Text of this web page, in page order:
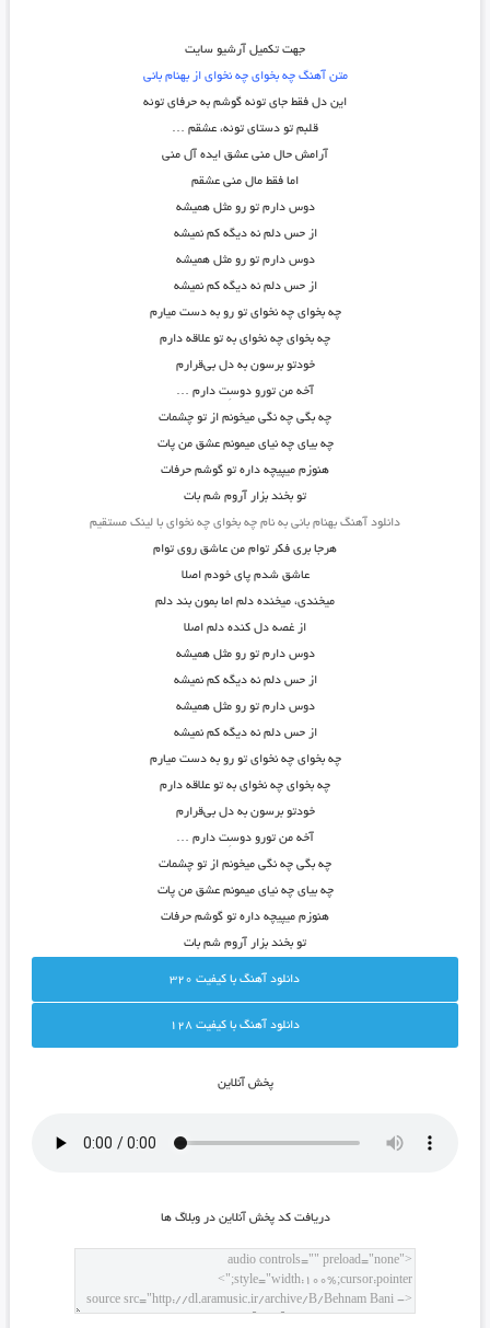
جهت تکمیل آرشیو سایت
متن آهنگ چه بخوای چه نخوای از بهنام بانی
این دل فقط جای توئه گوشم به حرفای توئه
قلبم تو دستای توئه، عشقم …
آرامش حال منی عشق ایده آل منی
اما فقط مال منی عشقم
دوس دارم تو رو مثل همیشه
از حس دلم نه دیگه کم نمیشه
دوس دارم تو رو مثل همیشه
از حس دلم نه دیگه کم نمیشه
چه بخوای چه نخوای تو رو به دست میارم
چه بخوای چه نخوای به تو علاقه دارم
خودتو برسون به دل بی‌قرارم
آخه من تورو دوسِت دارم …
چه بگی چه نگی میخونم از تو چشمات
چه بیای چه نیای میمونم عشق من پات
هنوزم میپیچه داره تو گوشم حرفات
تو بخند بزار آروم شم بات
دانلود آهنگ بهنام بانی به نام چه بخوای چه نخوای با لینک مستقیم
هرجا بری فکر توام من عاشق روی توام
عاشق شدم پای خودم اصلا
میخندی، میخنده دلم اما بمون بند دلم
از غصه دل کنده دلم اصلا
دوس دارم تو رو مثل همیشه
از حس دلم نه دیگه کم نمیشه
دوس دارم تو رو مثل همیشه
از حس دلم نه دیگه کم نمیشه
چه بخوای چه نخوای تو رو به دست میارم
چه بخوای چه نخوای به تو علاقه دارم
خودتو برسون به دل بی‌قرارم
آخه من تورو دوسِت دارم …
چه بگی چه نگی میخونم از تو چشمات
چه بیای چه نیای میمونم عشق من پات
هنوزم میپیچه داره تو گوشم حرفات
تو بخند بزار آروم شم بات
دانلود آهنگ با کيفيت 320
دانلود آهنگ با کيفيت 128
پخش آنلاين
دريافت کد پخش آنلاين در وبلاگ ها